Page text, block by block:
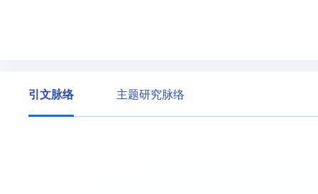
引文脉络 主题研究脉络